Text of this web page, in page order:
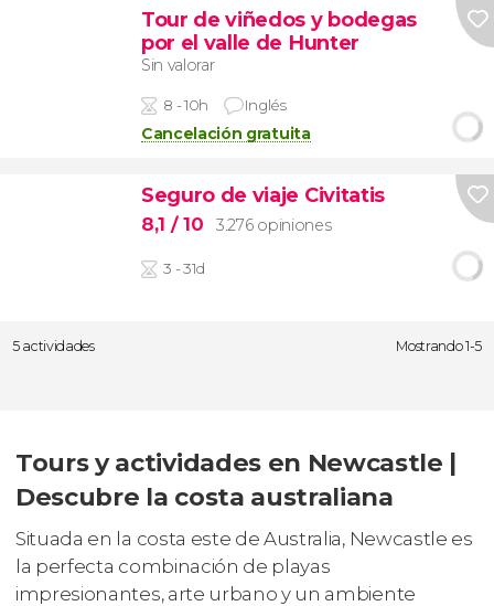
Tour de viñedos y bodegas
por el valle de Hunter
Sin valorar
8 - 10h Inglés
Cancelación gratuita
Seguro de viaje Civitatis
8,1 / 10 3.276 opiniones
3 - 31d
5 actividades Mostrando 1-5
Tours y actividades en Newcastle |
Descubre la costa australiana
Situada en la costa este de Australia, Newcastle es
la perfecta combinación de playas
impresionantes, arte urbano y un ambiente